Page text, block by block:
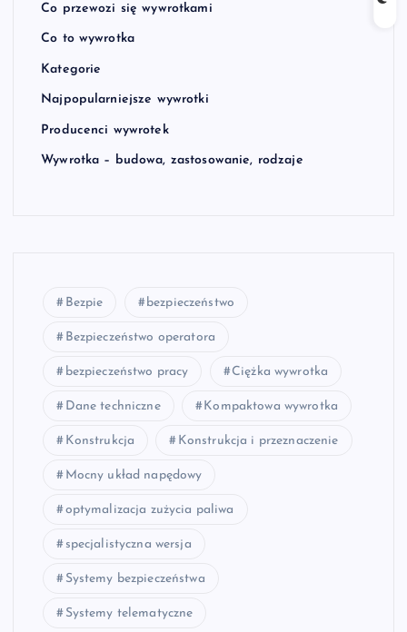
Co przewozi się wywrotkami
Co to wywrotka
Kategorie
Najpopularniejsze wywrotki
Producenci wywrotek
Wywrotka – budowa, zastosowanie, rodzaje
Bezpie bezpieczeństwo
Bezpieczeństwo operatora
bezpieczeństwo pracy Ciężka wywrotka
Dane techniczne Kompaktowa wywrotka
Konstrukcja Konstrukcja i przeznaczenie
Mocny układ napędowy
optymalizacja zużycia paliwa
specjalistyczna wersja
Systemy bezpieczeństwa
Systemy telematyczne